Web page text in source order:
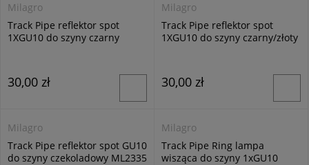
Milagro
Track Pipe reflektor spot
1XGU10 do szyny czarny
30,00 zł
Milagro
Track Pipe reflektor spot
1XGU10 do szyny czarny/złoty
30,00 zł
Milagro
Track Pipe reflektor spot GU10
do szyny czekoladowy ML2335
Milagro
Track Pipe Ring lampa
wisząca do szyny 1xGU10